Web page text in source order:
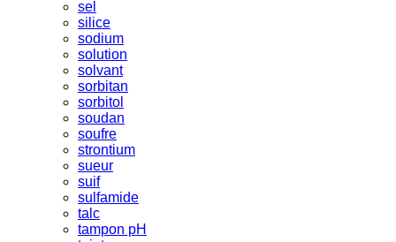
sel
silice
sodium
solution
solvant
sorbitan
sorbitol
soudan
soufre
strontium
sueur
suif
sulfamide
talc
tampon pH